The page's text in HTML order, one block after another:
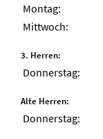
Montag:
Mittwoch:
3. Herren:
Donnerstag:
Alte Herren:
Donnerstag: